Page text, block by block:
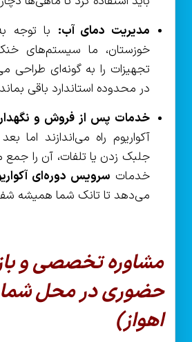
مدیریت دمای آب: با توجه
خوزستان، ما سیستم‌های
تجهیزات را به گونه‌ای طراحی
در محدوده استاندارد باقی
خدمات پس از فروش و
آکواریوم راه می‌اندازند اما
جلبک زدن یا تلفات، آن را
خدماتسرویس دوره‌ای
می‌دهد تا تانک شما همیشه
مشاوره تخصصی و
حضوری در محل شما
اهواز)